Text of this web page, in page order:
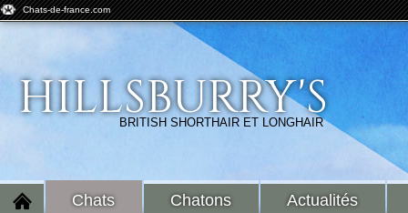
Chats-de-france.com
HILLSBURRY'S
BRITISH SHORTHAIR ET LONGHAIR
Chats Chatons Actualités